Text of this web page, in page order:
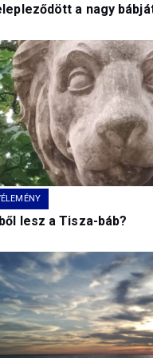
a nagy
lesz a Tisza-báb?